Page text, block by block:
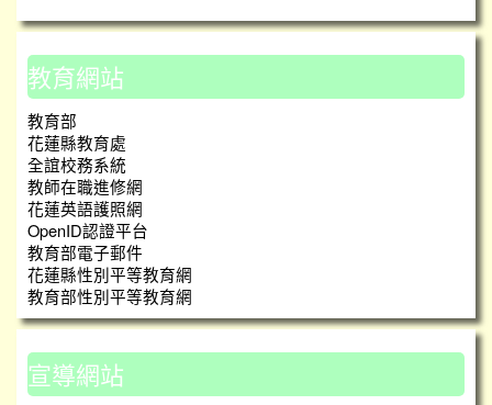
教育網站
教育部
花蓮縣教育處
全誼校務系統
教師在職進修網
花蓮英語護照網
OpenID認證平台
教育部電子郵件
花蓮縣性別平等教育網
教育部性別平等教育網
宣導網站